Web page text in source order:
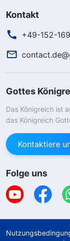
Kontakt
+49-152-
Gottes
Das Königreich ist
das Königreich
Kontaktiere
Folge uns
Ich